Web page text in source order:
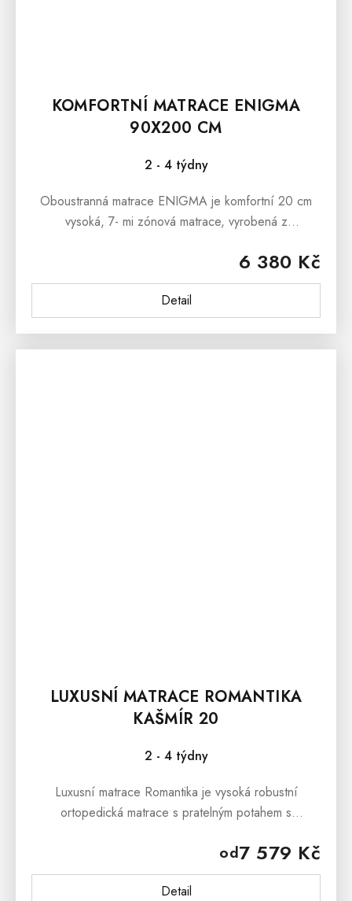
KOMFORTNÍ MATRACE ENIGMA
90X200 CM
2 - 4 týdny
6 380 Kč
Detail
Oboustranná matrace ENIGMA je komfortní 20 cm
vysoká, 7- mi zónová matrace, vyrobená z
Flexifoam®. Tato Partnerská matrace s vynikajícími...
LUXUSNÍ MATRACE ROMANTIKA
KAŠMÍR 20
2 - 4 týdny
od7 579 Kč
Detail
Luxusní matrace Romantika je vysoká robustní
ortopedická matrace s pratelným potahem s